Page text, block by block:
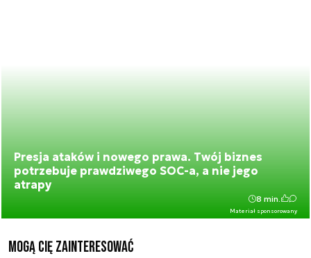
Presja ataków i nowego prawa. Twój biznes
potrzebuje prawdziwego SOC-a, a nie jego
atrapy
Materiał sponsorowany
8 min.
Mogą Cię zainteresować